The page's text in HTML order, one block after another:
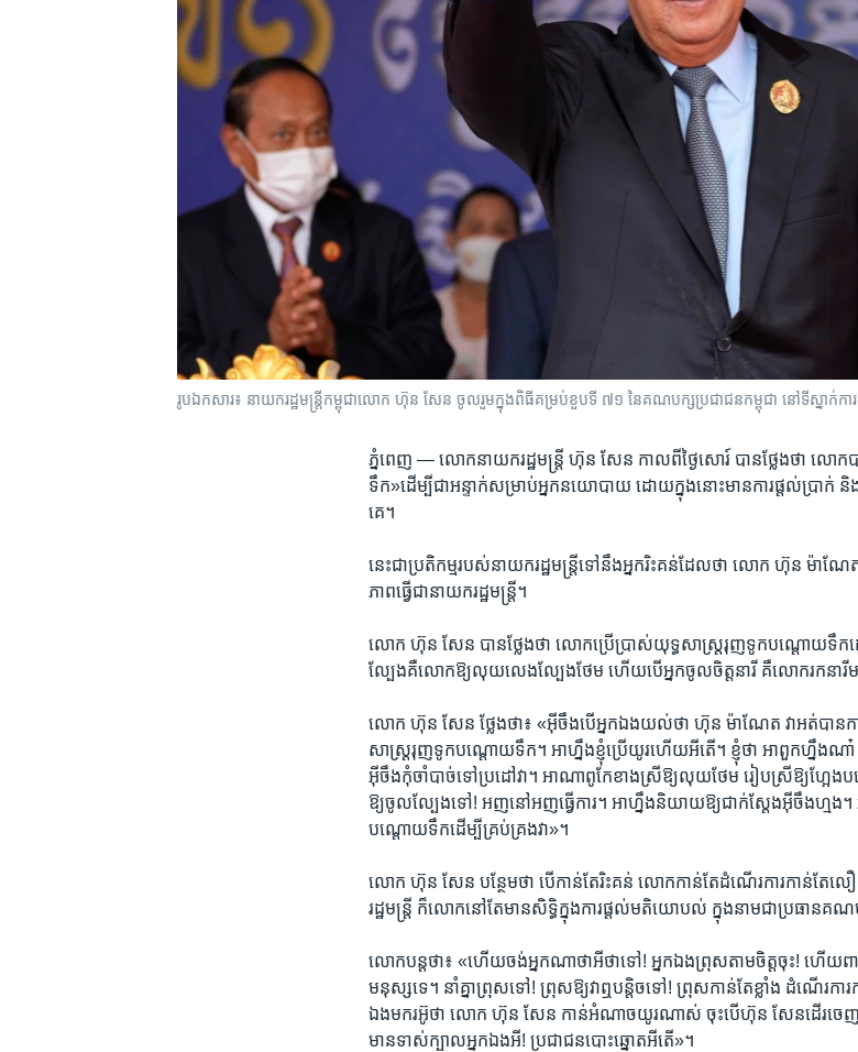
រូបឯកសារ៖ នាយករដ្ឋមន្ត្រីកម្ពុជាលោក ហ៊ុន សែន ចូលរួមក្នុងពិធីគម្រប់ខួបទី ៧១ នៃគណបក្សប្រជាជនកម្ពុជា នៅទីស្នាក់កា
ភ្នំពេញ —លោក​នាយក​រដ្ឋមន្រ្តី ​ហ៊ុន សែន ​កាល​ពី​ថ្ងៃ​សោរ៍ ​បាន​ថ្លែង​ថា ​លោ
ទឹក»​ដើម្បី​ជា​អន្ទាក់​សម្រាប់​អ្នក​នយោ​បាយ​ ដោយ​ក្នុង​នោះ​មាន​ការ​ផ្តល់​ប្រាក់
គេ។​
នេះ​ជា​ប្រតិ​កម្ម​របស់​នាយក​រដ្ឋមន្រ្តី​ទៅ​នឹង​អ្នក​រិះ​គន់​ដែល​ថា ​លោក​ ហ៊ុន ម៉ា
ភាព​ធ្វើ​ជា​នាយក​រដ្ឋ​មន្ត្រី។​
លោក ​ហ៊ុន សែន ​បាន​ថ្លែង​ថា ​លោក​ប្រើប្រាស់​យុទ្ធ​សាស្ត្រ​រុញ​ទូក​បណ្តោយ​ទឹ
ល្បែង​គឺ​លោកឱ្យ​លុយ​លេងល្បែង​ថែម​ ហើយ​បើ​អ្នក​ចូល​ចិត្ត​នារី ​គឺ​លោក​រក​នារី​មក​
លោក ​ហ៊ុន សែន ​ថ្លែង​ថា៖ ​«អ៊ីចឹង​បើ​អ្នក​ឯង​យល់​ថា​ ហ៊ុន ម៉ាណែត ​វា​អត់​បាន​
សាស្ត្រ​រុញ​ទូក​បណ្តោយ​ទឹក។ អាហ្នឹង​ខ្ញុំ​ប្រើ​យូរ​ហើយ​អីតើ។ ​ខ្ញុំ​ថា​ អាពួក​ហ្នឹង​ណ
អ៊ីចឹង​កុំចាំ​បាច់​ទៅ​ប្រដៅ​វា។​ អាណា​ពូកែ​ខាង​ស្រី​ឱ្យ​លុយ​ថែម​ រៀប​ស្រី​ឱ្យ​ហ្អ
ឱ្យ​ចូល​ល្បែង​ទៅ!​ អញ​នៅ​អញ​ធ្វើការ​។ ​អាហ្នឹង​និយាយ​ឱ្យ​ជាក់​ស្តែង​អ៊ីចឹង​ហ្មង។​
បណ្តោយ​ទឹក​ដើម្បី​គ្រប់​គ្រង​វា»។ ​
លោក​ ហ៊ុន សែន ​បន្ថែម​ថា​ បើ​កាន់​តែ​រិះ​គ​ន់ ​លោក​កាន់​តែ​ដំណើរ​ការ​កាន់​តែ​
រដ្ឋមន្ត្រី ​ក៏​លោក​នៅ​តែ​មាន​សិទ្ធិ​ក្នុង​ការ​ផ្តល់​មតិ​យោបល់ ​ក្នុង​នាម​ជា​ប្រធាន​គណ​
លោក​បន្ត​ថា៖​ «ហើយ​ចង់​អ្នក​ណា​ថា​អី​ថា​ទៅ!​ អ្នក​ឯង​ព្រុសតាម​ចិត្ត​ចុះ!​ ហើយ​
មនុស្ស​ទេ។ នាំ​គ្នា​ព្រុស​ទៅ!​ ព្រុស​ឱ្យ​វា​ឮបន្តិច​ទៅ!​ ព្រុស​កាន់​តែ​ខ្លាំង​ ដំណើរ​កា
ឯង​មក​រអ៊ូ​ថា​ លោក ​ហ៊ុន សែន​ ​កាន់​អំណាច​យូរ​ណាស់​ ចុះ​បើ​ហ៊ុន សែន​ដើរ​ចេញ​
មាន​ទាស់​ក្បាល​អ្នក​ឯង​អី!​ ប្រជាជន​បោះ​ឆ្នោត​អីតើ»។